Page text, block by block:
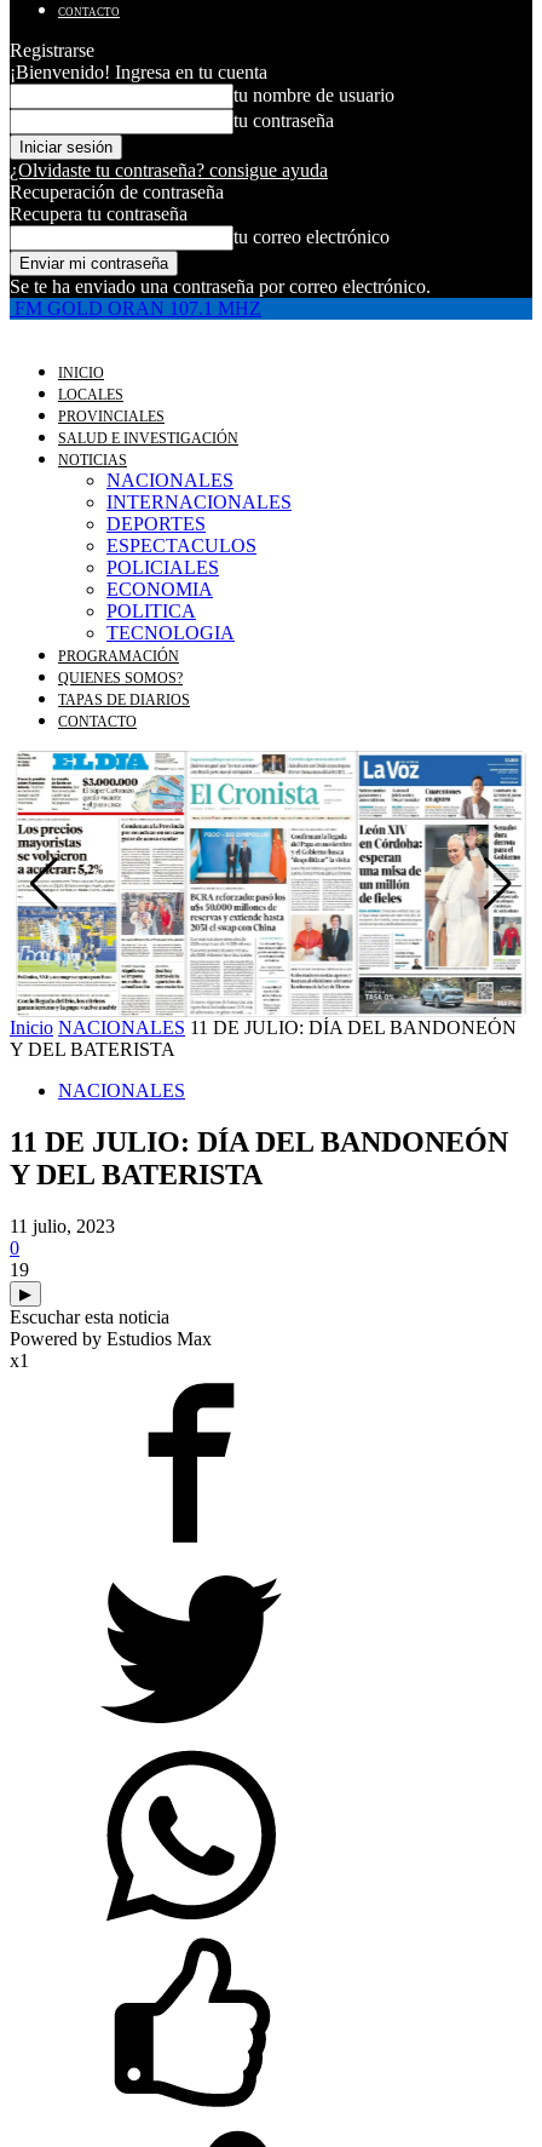
CONTACTO
Registrarse
¡Bienvenido! Ingresa en tu cuenta
tu nombre de usuario
tu contraseña
¿Olvidaste tu contraseña? consigue ayuda
Recuperación de contraseña
Recupera tu contraseña
tu correo electrónico
Se te ha enviado una contraseña por correo electrónico.
FM GOLD ORAN 107.1 MHZ
INICIO
LOCALES
PROVINCIALES
SALUD E INVESTIGACIÓN
NOTICIAS
NACIONALES
INTERNACIONALES
DEPORTES
ESPECTACULOS
POLICIALES
ECONOMIA
POLITICA
TECNOLOGIA
PROGRAMACIÓN
QUIENES SOMOS?
TAPAS DE DIARIOS
CONTACTO
Inicio NACIONALES 11 DE JULIO: DÍA DEL BANDONEÓN
Y DEL BATERISTA
NACIONALES
11 DE JULIO: DÍA DEL BANDONEÓN
Y DEL BATERISTA
11 julio, 2023
0
19
▶
Escuchar esta noticia
Powered by Estudios Max
x1